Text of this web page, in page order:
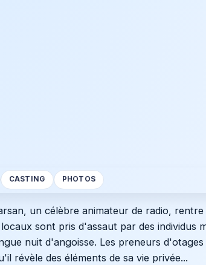
CASTING PHOTOS
un célèbre animateur de radio,
sont pris d'assaut par des individus
nuit d'angoisse. Les preneurs
révèle des éléments de sa vie privée...